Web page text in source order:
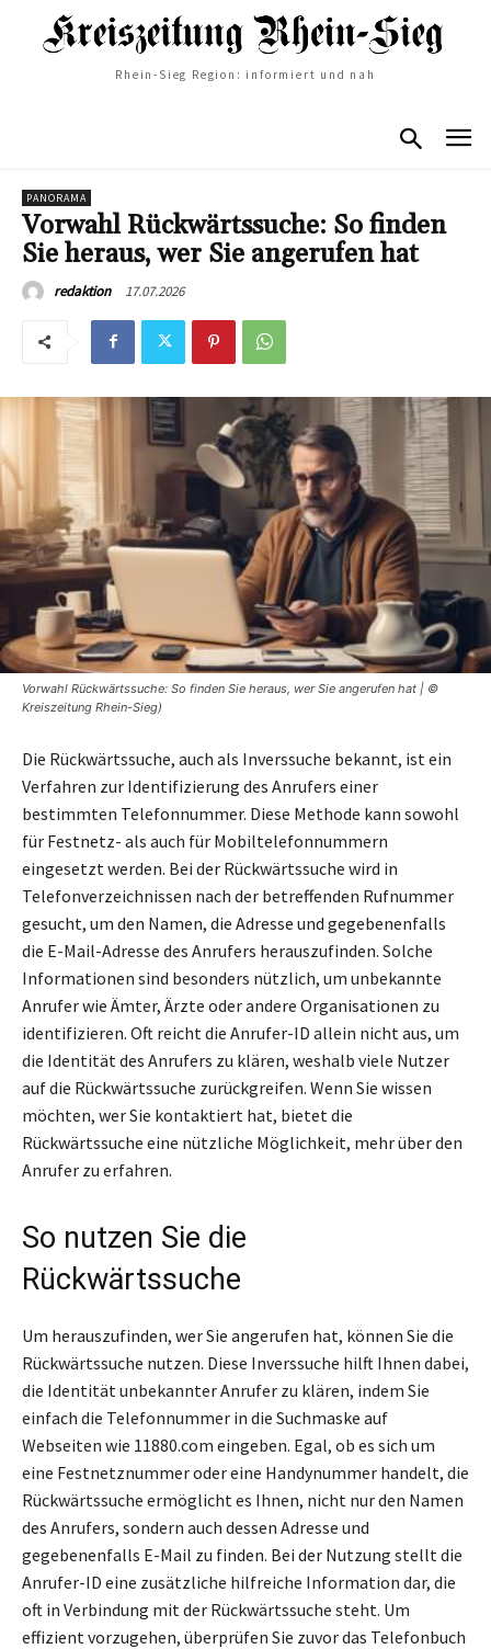
Rhein-Sieg Region: informiert und nah
PANORAMA
Vorwahl Rückwärtssuche: So finden
Sie heraus, wer Sie angerufen hat
redaktion 17.07.2026
Vorwahl Rückwärtssuche: So finden Sie heraus, wer Sie angerufen hat | ©
Kreiszeitung Rhein-Sieg)
Die Rückwärtssuche, auch als Inverssuche bekannt, ist ein
Verfahren zur Identifizierung des Anrufers einer
bestimmten Telefonnummer. Diese Methode kann sowohl
für Festnetz- als auch für Mobiltelefonnummern
eingesetzt werden. Bei der Rückwärtssuche wird in
Telefonverzeichnissen nach der betreffenden Rufnummer
gesucht, um den Namen, die Adresse und gegebenenfalls
die E-Mail-Adresse des Anrufers herauszufinden. Solche
Informationen sind besonders nützlich, um unbekannte
Anrufer wie Ämter, Ärzte oder andere Organisationen zu
identifizieren. Oft reicht die Anrufer-ID allein nicht aus, um
die Identität des Anrufers zu klären, weshalb viele Nutzer
auf die Rückwärtssuche zurückgreifen. Wenn Sie wissen
möchten, wer Sie kontaktiert hat, bietet die
Rückwärtssuche eine nützliche Möglichkeit, mehr über den
Anrufer zu erfahren.
So nutzen Sie die
Rückwärtssuche
Um herauszufinden, wer Sie angerufen hat, können Sie die
Rückwärtssuche nutzen. Diese Inverssuche hilft Ihnen dabei,
die Identität unbekannter Anrufer zu klären, indem Sie
einfach die Telefonnummer in die Suchmaske auf
Webseiten wie 11880.com eingeben. Egal, ob es sich um
eine Festnetznummer oder eine Handynummer handelt, die
Rückwärtssuche ermöglicht es Ihnen, nicht nur den Namen
des Anrufers, sondern auch dessen Adresse und
gegebenenfalls E-Mail zu finden. Bei der Nutzung stellt die
Anrufer-ID eine zusätzliche hilfreiche Information dar, die
oft in Verbindung mit der Rückwärtssuche steht. Um
effizient vorzugehen, überprüfen Sie zuvor das Telefonbuch